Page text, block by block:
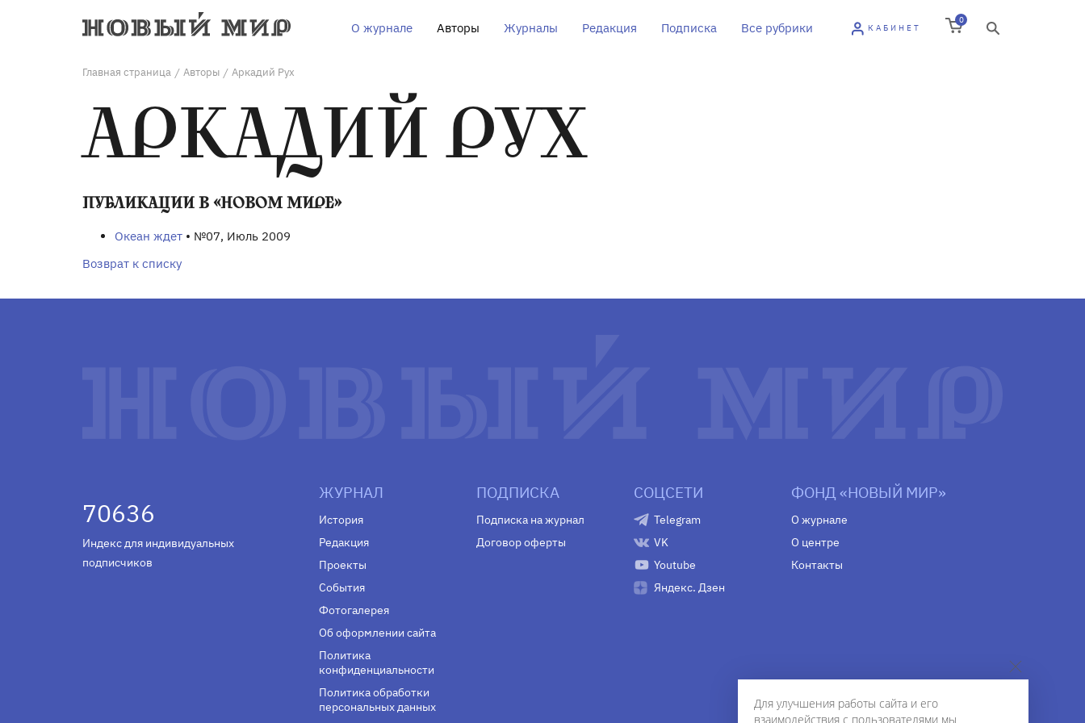
О журнале Авторы Журналы Редакция Подписка Все рубрики КАБИНЕТ
0
Главная страница / Авторы / Аркадий Рух
АРКАДИЙ РУХ
ПУБЛИКАЦИИ В «НОВОМ МИРЕ»
Океан ждет • №07, Июль 2009
Возврат к списку
70636
Индекс для индивидуальных
подписчиков
ЖУРНАЛ
История
Редакция
Проекты
События
Фотогалерея
Об оформлении сайта
Политика
конфиденциальности
Политика обработки
персональных данных
ПОДПИСКА
Подписка на журнал
Договор оферты
СОЦСЕТИ
Telegram
VK
Youtube
Яндекс. Дзен
ФОНД «НОВЫЙ МИР»
О журнале
О центре
Контакты
Для улучшения работы сайта и его
взаимодействия с пользователями мы